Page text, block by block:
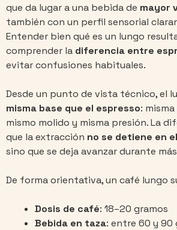
que da lugar a una bebida de mayor
también con un perfil sensorial
Entender bien qué es un lungo
comprender la diferencia entre
evitar confusiones habituales.
Desde un punto de vista técnico, el
misma base que el espresso:
mismo molido y misma presión. La
que la extracción no se detiene en
sino que se deja avanzar durante
De forma orientativa, un café lungo
Dosis de café: 18–20 gramos
Bebida en taza: entre 60 y 90